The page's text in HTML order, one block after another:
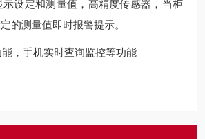
示设定和测量值，高精度传感器，当柜
的测量值即时报警提示。
，手机实时查询监控等功能